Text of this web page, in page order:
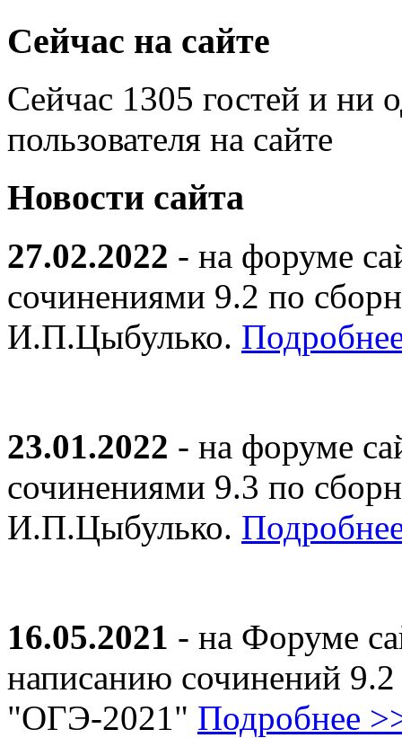
Сейчас на сайте
Сейчас 1305 гостей и ни
пользователя на сайте
Новости сайта
27.02.2022 - на форуме
сочинениями 9.2 по
И.П.Цыбулько.
23.01.2022 - на форуме
сочинениями 9.3 по
И.П.Цыбулько.
16.05.2021 - на Форуме
написанию сочинений
"ОГЭ-2021" Подробнее